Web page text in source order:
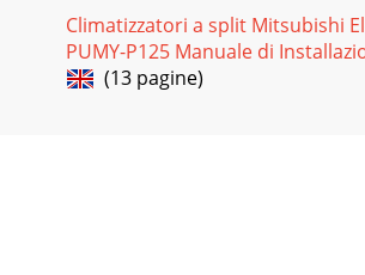
Climatizzatori a split Mitsubishi
PUMY-P125 Manuale di
(13 pagine)